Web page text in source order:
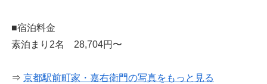
■宿泊料金
素泊まり2名 28,704円〜
⇒ 京都駅前町家・嘉右衛門の写真をもっと見る